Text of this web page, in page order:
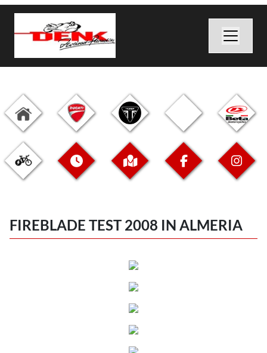
FIREBLADE TEST 2008 IN ALMERIA